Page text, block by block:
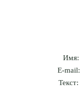
Имя:
E-mail:
Текст: